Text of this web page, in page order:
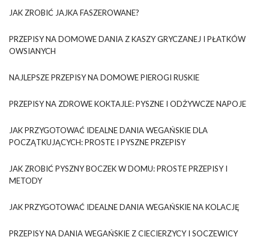
JAK ZROBIĆ JAJKA FASZEROWANE?
PRZEPISY NA DOMOWE DANIA Z KASZY GRYCZANEJ I PŁATKÓW
OWSIANYCH
NAJLEPSZE PRZEPISY NA DOMOWE PIEROGI RUSKIE
PRZEPISY NA ZDROWE KOKTAJLE: PYSZNE I ODŻYWCZE NAPOJE
JAK PRZYGOTOWAĆ IDEALNE DANIA WEGAŃSKIE DLA
POCZĄTKUJĄCYCH: PROSTE I PYSZNE PRZEPISY
JAK ZROBIĆ PYSZNY BOCZEK W DOMU: PROSTE PRZEPISY I
METODY
JAK PRZYGOTOWAĆ IDEALNE DANIA WEGAŃSKIE NA KOLACJĘ
PRZEPISY NA DANIA WEGAŃSKIE Z CIECIERZYCY I SOCZEWICY